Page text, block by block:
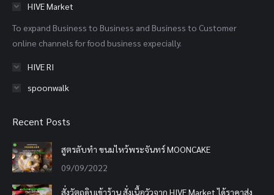
windowwindowwindow
HIVE Market
To expand Business to Business and Business to Customer
online channels for food business expecially.
HIVE RI
spoonwalk
Recent Posts
สูตรลับทำ ขนมไหว้พระจันทร์ MOONCAKE
09/09/2022
สั่งวัตถุดิบเข้าร้าน สั่งเนื้อวัวจาก HIVE Market ได้ราคาส่ง